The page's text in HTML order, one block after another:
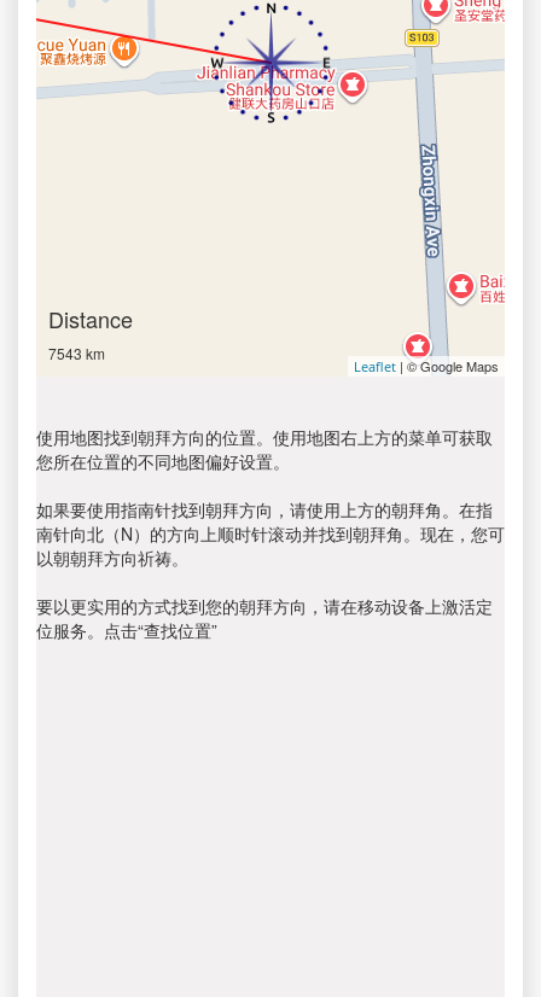
Distance
7543 km
Leaflet | © Google Maps
使用地图找到朝拜方向的位置。使用地图右上方的菜单可获取
您所在位置的不同地图偏好设置。
如果要使用指南针找到朝拜方向，请使用上方的朝拜角。在指
南针向北（N）的方向上顺时针滚动并找到朝拜角。现在，您可
以朝朝拜方向祈祷。
要以更实用的方式找到您的朝拜方向，请在移动设备上激活定
位服务。点击“查找位置”